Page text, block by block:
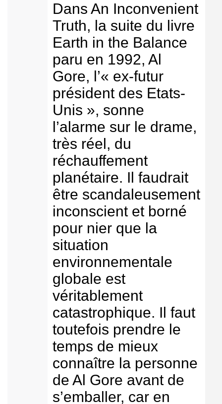
Dans An Inconvenient
Truth, la suite du livre
Earth in the Balance
paru en 1992, Al
Gore, l’« ex-futur
président des Etats-
Unis », sonne
l’alarme sur le drame,
très réel, du
réchauffement
planétaire. Il faudrait
être scandaleusement
inconscient et borné
pour nier que la
situation
environnementale
globale est
véritablement
catastrophique. Il faut
toutefois prendre le
temps de mieux
connaître la personne
de Al Gore avant de
s’emballer, car en